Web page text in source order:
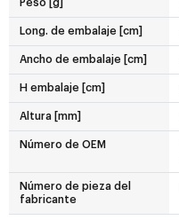
Peso [g]
Long. de embalaje [cm]
Ancho de embalaje [cm]
H embalaje [cm]
Altura [mm]
Número de OEM
Número de pieza del
fabricante